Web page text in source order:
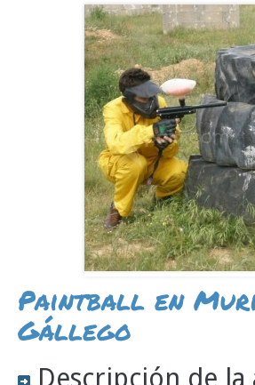
INFO Y
Paintball en
Gállego
Descripción de la